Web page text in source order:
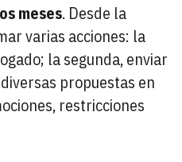
meses. Desde la
varias acciones: la
la segunda, enviar
propuestas en
restricciones